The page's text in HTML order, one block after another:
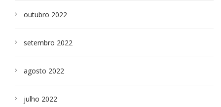
outubro 2022
setembro 2022
agosto 2022
julho 2022